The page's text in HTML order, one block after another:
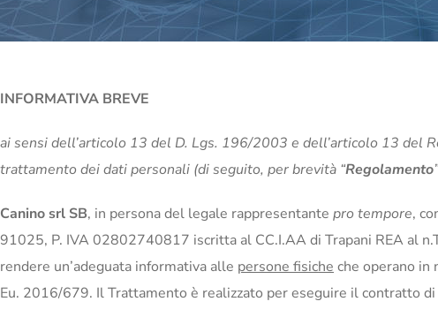
INFORMATIVA BREVE
ai sensi dell’articolo 13 del D. Lgs. 196/2003 e dell’articolo 13
trattamento dei dati personali (di seguito, per brevità “Regolamento
Canino srl SB, in persona del legale rappresentante pro tempore,
91025, P. IVA 02802740817 iscritta al CC.I.AA di Trapani REA al
rendere un’adeguata informativa alle persone fisiche che operano in
Eu. 2016/679. Il Trattamento è realizzato per eseguire il contratto